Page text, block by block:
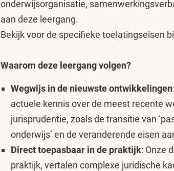
onderwijsorganisatie,
aan deze leergang.
Bekijk voor de specifieke toelatingseisen
Waarom deze leergang volgen?
Wegwijs in de nieuwste ontwikkelingen
actuele kennis over de meest recente
jurisprudentie, zoals de transitie van
onderwijs’ en de veranderende eisen
Direct toepasbaar in de praktijk: Onze
praktijk, vertalen complexe juridische